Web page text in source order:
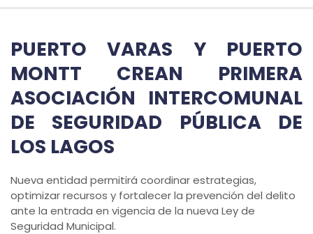
PUERTO VARAS Y PUERTO
MONTT CREAN PRIMERA
ASOCIACIÓN INTERCOMUNAL
DE SEGURIDAD PÚBLICA DE
LOS LAGOS
Nueva entidad permitirá coordinar estrategias,
optimizar recursos y fortalecer la prevención del delito
ante la entrada en vigencia de la nueva Ley de
Seguridad Municipal.